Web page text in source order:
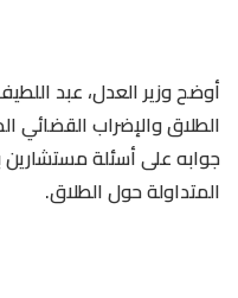
أوضح وزير العدل، عبد
الطلاق والإضراب القضائي
جوابه على أسئلة مستشارين
المتداولة حول الطلاق.